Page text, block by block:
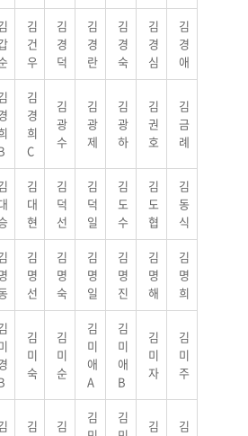
김
건
우
김
경
덕
김
경
란
김
경
숙
김
경
심
김
경
애
김
경
희
C
김
광
수
김
광
제
김
광
하
김
권
호
김
금
례
김
대
현
김
덕
선
김
덕
일
김
도
수
김
도
협
김
동
식
김
명
선
김
명
숙
김
명
일
김
명
진
김
명
해
김
명
희
김
미
숙
김
미
순
김
미
애
A
김
미
애
B
김
미
자
김
미
주
김
김
김
김
김
김